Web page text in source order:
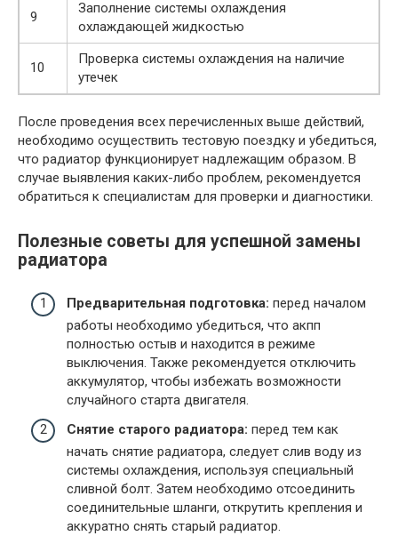
9
Заполнение системы охлаждения
охлаждающей жидкостью
10
Проверка системы охлаждения на наличие
утечек
После проведения всех перечисленных выше действий,
необходимо осуществить тестовую поездку и убедиться,
что радиатор функционирует надлежащим образом. В
случае выявления каких-либо проблем, рекомендуется
обратиться к специалистам для проверки и диагностики.
Полезные советы для успешной замены
радиатора
Предварительная подготовка: перед началом
работы необходимо убедиться, что акпп
полностью остыв и находится в режиме
выключения. Также рекомендуется отключить
аккумулятор, чтобы избежать возможности
случайного старта двигателя.
Снятие старого радиатора: перед тем как
начать снятие радиатора, следует слив воду из
системы охлаждения, используя специальный
сливной болт. Затем необходимо отсоединить
соединительные шланги, открутить крепления и
аккуратно снять старый радиатор.